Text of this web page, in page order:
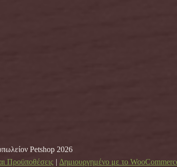
Petshop 2026
Προϋποθέσεις
Δημιουργημένο με το